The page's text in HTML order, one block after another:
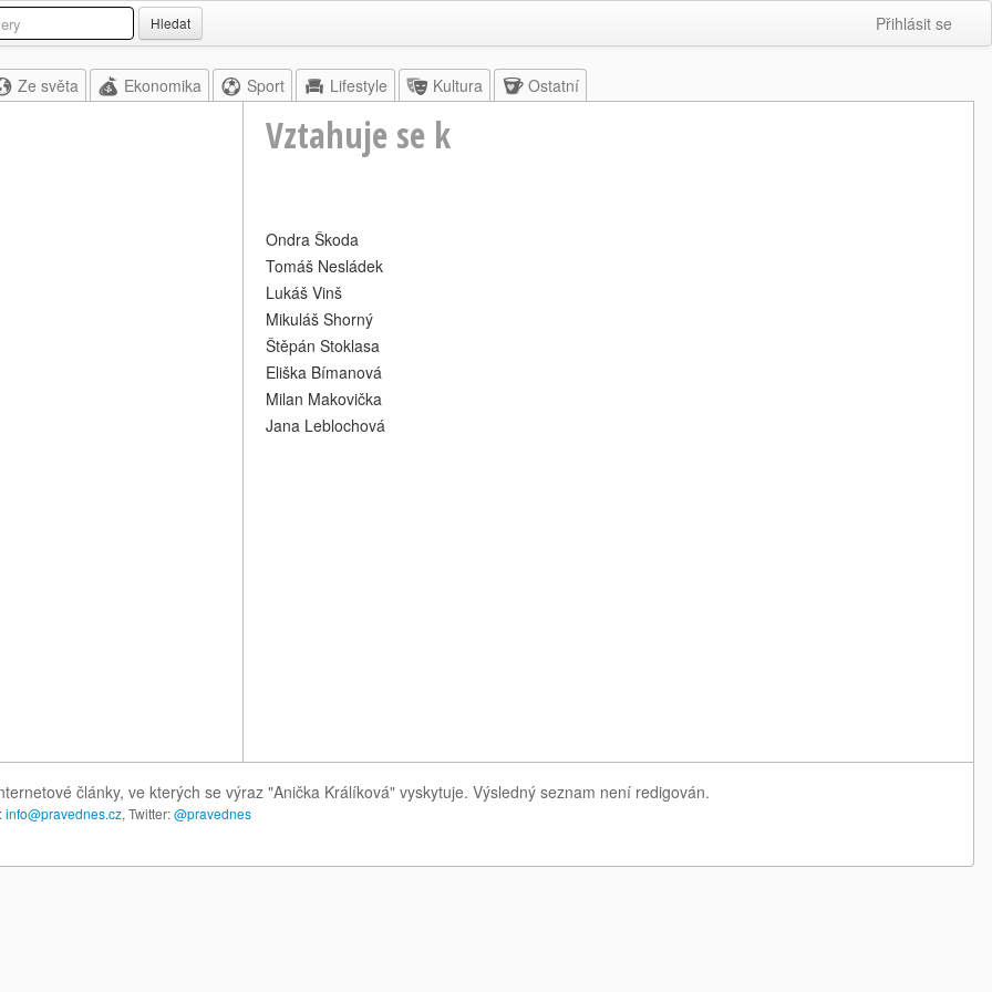
Hledat Přihlásit se
Ze světa Ekonomika Sport Lifestyle Kultura Ostatní
Vztahuje se k
Ondra Škoda
Tomáš Nesládek
Lukáš Vinš
Mikuláš Shorný
Štěpán Stoklasa
Eliška Bímanová
Milan Makovička
Jana Leblochová
články, ve kterých se výraz "Anička Králíková" vyskytuje. Výsledný seznam není redigován.
info@pravednes.cz, Twitter:@pravednes